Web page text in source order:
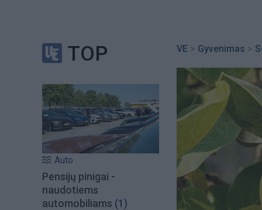
TOP
Auto
Pensijų pinigai -
naudotiems
automobiliams (1)
VE > Gyvenimas >